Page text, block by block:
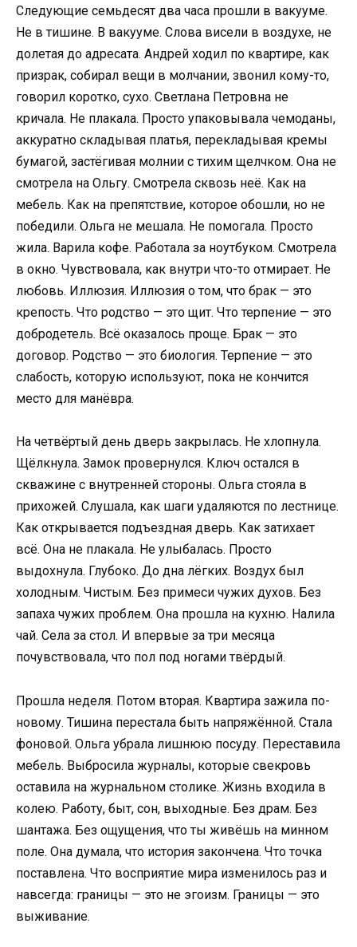
Следующие семьдесят два часа прошли в вакууме.
Не в тишине. В вакууме. Слова висели в воздухе, не
долетая до адресата. Андрей ходил по квартире, как
призрак, собирал вещи в молчании, звонил кому-то,
говорил коротко, сухо. Светлана Петровна не
кричала. Не плакала. Просто упаковывала чемоданы,
аккуратно складывая платья, перекладывая кремы
бумагой, застёгивая молнии с тихим щелчком. Она не
смотрела на Ольгу. Смотрела сквозь неё. Как на
мебель. Как на препятствие, которое обошли, но не
победили. Ольга не мешала. Не помогала. Просто
жила. Варила кофе. Работала за ноутбуком. Смотрела
в окно. Чувствовала, как внутри что-то отмирает. Не
любовь. Иллюзия. Иллюзия о том, что брак — это
крепость. Что родство — это щит. Что терпение — это
добродетель. Всё оказалось проще. Брак — это
договор. Родство — это биология. Терпение — это
слабость, которую используют, пока не кончится
место для манёвра.
На четвёртый день дверь закрылась. Не хлопнула.
Щёлкнула. Замок провернулся. Ключ остался в
скважине с внутренней стороны. Ольга стояла в
прихожей. Слушала, как шаги удаляются по лестнице.
Как открывается подъездная дверь. Как затихает
всё. Она не плакала. Не улыбалась. Просто
выдохнула. Глубоко. До дна лёгких. Воздух был
холодным. Чистым. Без примеси чужих духов. Без
запаха чужих проблем. Она прошла на кухню. Налила
чай. Села за стол. И впервые за три месяца
почувствовала, что пол под ногами твёрдый.
Прошла неделя. Потом вторая. Квартира зажила по-
новому. Тишина перестала быть напряжённой. Стала
фоновой. Ольга убрала лишнюю посуду. Переставила
мебель. Выбросила журналы, которые свекровь
оставила на журнальном столике. Жизнь входила в
колею. Работу, быт, сон, выходные. Без драм. Без
шантажа. Без ощущения, что ты живёшь на минном
поле. Она думала, что история закончена. Что точка
поставлена. Что восприятие мира изменилось раз и
навсегда: границы — это не эгоизм. Границы — это
выживание.